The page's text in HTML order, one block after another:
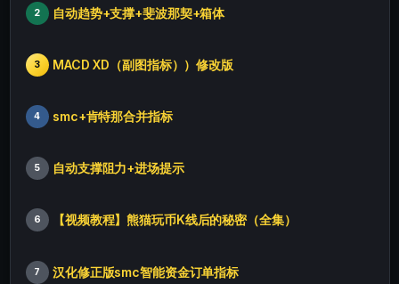
2 自动趋势+支撑+斐波那契+箱体
3 MACD XD（副图指标））修改版
4 smc+肯特那合并指标
5 自动支撑阻力+进场提示
6 【视频教程】熊猫玩币K线后的秘密（全集）
7 汉化修正版smc智能资金订单指标